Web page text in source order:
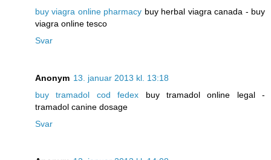
buy viagra online pharmacy buy herbal viagra canada - buy
viagra online tesco
Svar
Anonym 13. januar 2013 kl. 13:18
buy tramadol cod fedex buy tramadol online legal -
tramadol canine dosage
Svar